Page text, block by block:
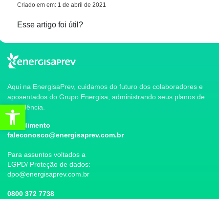
Criado em em: 1 de abril de 2021
Esse artigo foi útil?
Aqui na EnergisaPrev, cuidamos do futuro dos colaboradores e
aposentados do Grupo Energisa, administrando seus planos de
previdência.
Atendimento
faleconosco@energisaprev.com.br
Para assuntos voltados a
LGPD/ Proteção de dados:
dpo@energisaprev.com.br
0800 372 7738
Abrir a barra de ferramentas